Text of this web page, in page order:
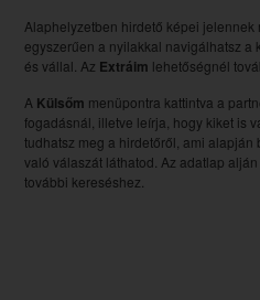
Alaphelyzetben hirdető képei
egyszerűen a nyilakkal navigálhatsz a
és vállal. Az Extráim lehetőségnél
A Külsőm menüpontra kattintva a
fogadásnál, illetve leírja, hogy kiket is
tudhatsz meg a hirdetőről, ami
való válaszát láthatod. Az adatlap
további kereséshez.